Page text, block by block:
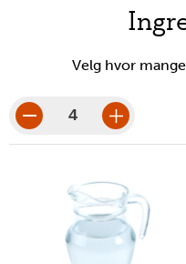
Velg hvor
porsjoner